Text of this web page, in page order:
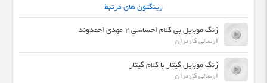
رینگتون های مرتبط
زنگ موبایل بی کلام احساسی ٢ مهدی احمدوند
ارسالی کاربران
زنگ موبایل گیتار با کلام گیتار
ارسالی کاربران